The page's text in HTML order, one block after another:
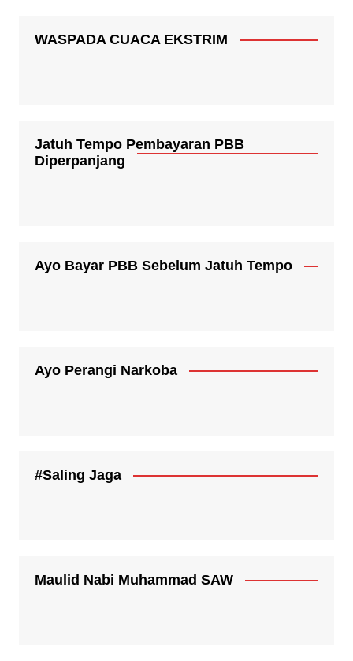
WASPADA CUACA EKSTRIM
Jatuh Tempo Pembayaran PBB
Diperpanjang
Ayo Bayar PBB Sebelum Jatuh Tempo
Ayo Perangi Narkoba
#Saling Jaga
Maulid Nabi Muhammad SAW